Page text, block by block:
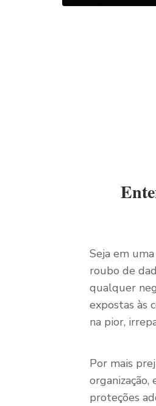
Seja em
roubo de
qualquer
expostas às
na pior,
Por mais
proteções